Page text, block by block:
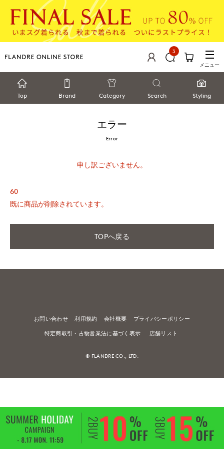
3
メニュー
Top Brand Category Search Styling
エラー
Error
申し訳ございません。
60
既に商品が削除されています。
TOPへ戻る
お問い合わせ 利用規約 会社概要 プライバシーポリシー
特定商取引・古物営業法に基づく表示 店舗リスト
© FLANDRE CO., LTD.